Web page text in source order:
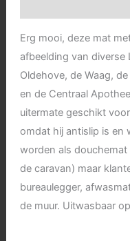
Erg mooi, deze mat
afbeelding van diverse
Oldehove, de Waag,
en de Centraal
uitermate geschikt
omdat hij antislip is en
worden als
de caravan) maar
bureaulegger,
de muur. Uitwasbaar